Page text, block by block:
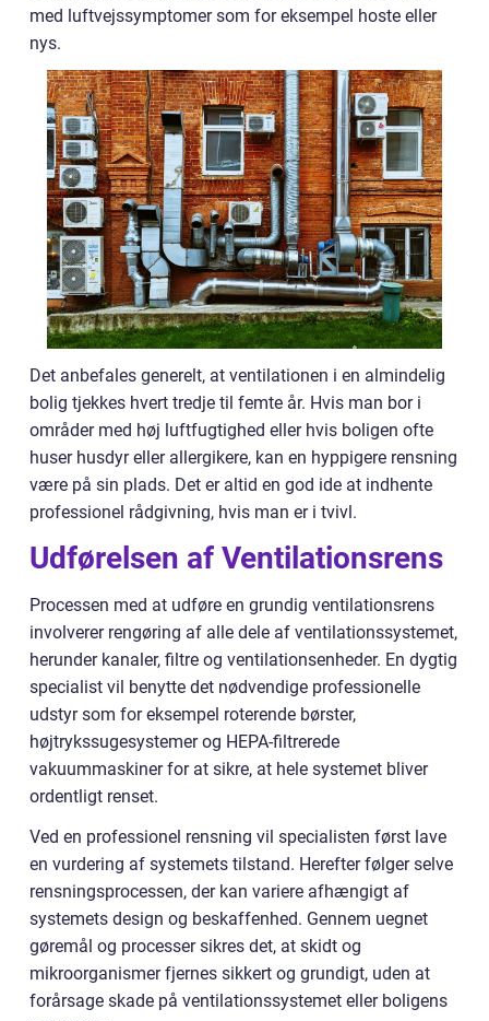
med luftvejssymptomer som for eksempel hoste eller
nys.
Det anbefales generelt, at ventilationen i en almindelig
bolig tjekkes hvert tredje til femte år. Hvis man bor i
områder med høj luftfugtighed eller hvis boligen ofte
huser husdyr eller allergikere, kan en hyppigere rensning
være på sin plads. Det er altid en god ide at indhente
professionel rådgivning, hvis man er i tvivl.
Udførelsen af Ventilationsrens
Processen med at udføre en grundig ventilationsrens
involverer rengøring af alle dele af ventilationssystemet,
herunder kanaler, filtre og ventilationsenheder. En dygtig
specialist vil benytte det nødvendige professionelle
udstyr som for eksempel roterende børster,
højtrykssugesystemer og HEPA-filtrerede
vakuummaskiner for at sikre, at hele systemet bliver
ordentligt renset.
Ved en professionel rensning vil specialisten først lave
en vurdering af systemets tilstand. Herefter følger selve
rensningsprocessen, der kan variere afhængigt af
systemets design og beskaffenhed. Gennem uegnet
gøremål og processer sikres det, at skidt og
mikroorganismer fjernes sikkert og grundigt, uden at
forårsage skade på ventilationssystemet eller boligens